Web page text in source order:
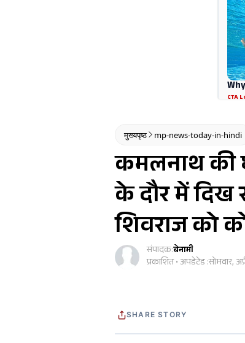
मुख्यपृष्ठ mp-news-today-in-hindi
कमलनाथ की
के दौर में दिख
शिवराज को
संपादक:बेनामी
प्रकाशित • अपडेटेड :सोमवार,
SHARE STORY